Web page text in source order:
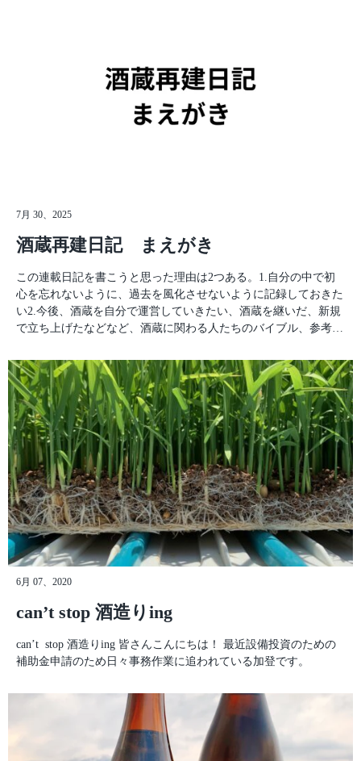
う」と読む。今は佐渡にある天領盃酒造の代表取締役兼製造責任
生まれでもない僕が日本酒の酒蔵をM&Aし、どん底から少しず
つ這い上がってきた過去を赤裸々に綴っていこうと思う。僕は岩
先に選んだのは…なんとなくだ。大学進学の際に選択言語で鉛筆
遣留学先の中から英語圏かドイツ語圏の留学先を見た時にスイス
という理由でドイツ語圏の留学を決めた。鉛筆にドイツ語選択を
決めてもらい、なんとなく面白そうだからスイスにしたのだ。
僕にとっては留学先なんかぶっちゃけどこでもよかった。言語を
喋れるようになりたいのではなく、異なる人種のいる海外で生活
期たちはみんな揃っていた。僕が1番最後に来るのはいつも通り
で、みんなも想定内というような顔をしている。むしろ時間通り
に来たことに感動している。そしてなにより、みんな眠そうだ。
神奈川から通っている友人は朝4時起きだったという…。僕は7時
にゆうゆうと起きた。 大学に入ってから1年半、留学に向けて、
ドイツ語の授業を受けてきた…が。その中でも僕はダントツのビ
リ。単位はいつもギリギリで先生たちにとってはただの問題児だ
っただろう。ドイツ語しか話さないドイツ人の先生に日本語で怒
られた思い出もある。「次休んだら単位を落としますからね」流
暢で見事な日本語だった。あ、この人日本語喋れるんだ…。ヨー
ロッパの言語習熟度を判定する基準にCEFRというものがある。
A1〜C2まで各ランク2段階に分けられており、Aが初心者、Bが
日常生活に支障がないレベル、Cがネイティブクラスといった具
合。 もちろん、僕のサマースクールのクラスはA1。1年半も勉強
してたくせにど素人だ。そして、そこにはクラスメイトが3人い
た。「なんだ、お前らも隠れ落ちこぼれ組か！ドイツ行ったらが
んばろーな！」と笑っていた。成田空港から飛行機に乗り込み、
約13時間のフライト。楽しいキラキラした留学生活のスタート
7月 30、2025
酒蔵再建日記 まえがき
この連載日記を書こうと思った理由は2つある。1.自分の中で初
心を忘れないように、過去を風化させないように記録しておきた
い2.今後、酒蔵を自分で運営していきたい、酒蔵を継いだ、新規
で立ち上げたなどなど、酒蔵に関わる人たちのバイブル、参考事
憶を記録に書き換えたかった。2.は日本酒業界に少しでも貢献し
たいという思いだ。僕の後輩にあたる、「これから業界に参入し
てくる/入りたて、家業に戻りたてでどうしていいのかわからな
い」といった方々へ向けて、僕が行なってきたことを伝えるこ
と、そしてそれが全て正解ではないが、これから起こしていくア
クションの参考にしてほしい。今がどん底でも大丈夫。いいお酒
を造る気があれば、そしてその決意を曲げずに進んでいれば必ず
好転する時が来る。それは僕ではなく、先輩蔵元たちがすでに証
明してくれている。僕はまだその道半ば。先輩蔵元たちの後を必
死に追いかけている最中だから偉そうなことは言えないが…。た
だ、僕が今の段階で言えることは、良いお酒を造れば必ず好転す
るわけではない。良いお酒を造ろうと思って、いろんな行動をし
ているうちにいろんな出会いがあって、気がついたら階段を登っ
ている。蔵に閉じこもって、ただいい酒を造っているだけでは好
進していかなければならない。誰かが急に救ってくれることなん
は思う。けれど、これから僕の後ろを走り出し、追いつけ追い越
せと切磋琢磨できる仲間になる全員に向けて、気持ちを奮い立た
たらいつでも連絡してきてほしい。僕も色んな先輩蔵元や、酒販
店さんに導かれて、応援してお酒を仕入れてくれた飲食店の皆
様、そして全然美味しくなかった頃から雅楽代を飲んでくれた消
費者の皆様のおかげで今がある。皆さんの助けがなかったら、と
6月 07、2020
can’t stop 酒造りing
can’t stop 酒造りing 皆さんこんにちは！ 最近設備投資のための
補助金申請のため日々事務作業に追われている加登です。